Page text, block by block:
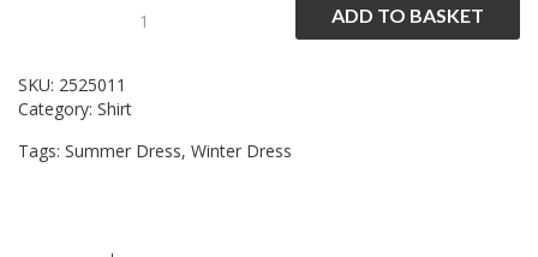
Shirt
ADD TO BASKET
SKU: 2525011
Category: Shirt
Tags: Summer Dress, Winter Dress